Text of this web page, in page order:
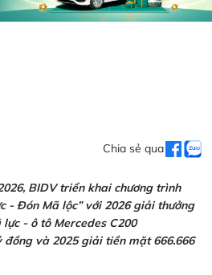
Chia sẻ qua
BIDV triển khai chương trình
- Đón Mã lộc” với 2026 giải thưởng
- ô tô Mercedes C200
và 2025 giải tiền mặt 666.666